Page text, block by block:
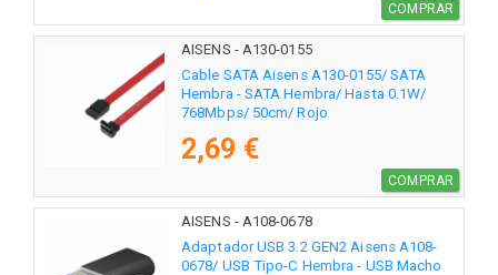
COMPRAR
AISENS - A130-0155
Cable SATA Aisens A130-0155/ SATA
Hembra - SATA Hembra/ Hasta 0.1W/
768Mbps/ 50cm/ Rojo
2,69 €
COMPRAR
AISENS - A108-0678
Adaptador USB 3.2 GEN2 Aisens A108-
0678/ USB Tipo-C Hembra - USB Macho